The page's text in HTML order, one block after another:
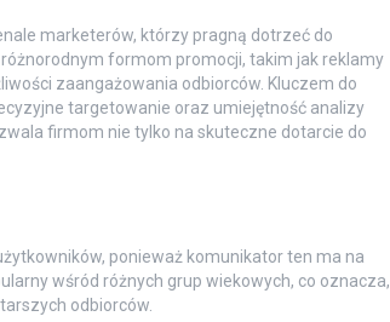
marketerów, którzy pragną dotrzeć do
formom promocji, takim jak reklamy
zaangażowania odbiorców. Kluczem do
targetowanie oraz umiejętność analizy
firmom nie tylko na skuteczne dotarcie do
ponieważ komunikator ten ma na
wśród różnych grup wiekowych, co oznacza,
odbiorców.